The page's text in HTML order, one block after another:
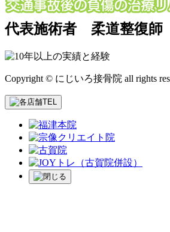
代表施術者 柔道整復
Copyright © にじいろ接骨院 all rights